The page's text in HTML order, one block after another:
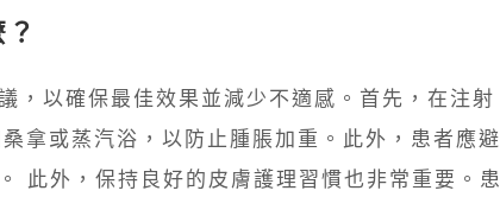
，以確保最佳效果並減少不適感。首先，在注射
拿或蒸汽浴，以防止腫脹加重。此外，患者應避
此外，保持良好的皮膚護理習慣也非常重要。患